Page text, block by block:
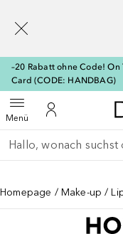
–20 Rabatt ohne Code!
Card (CODE: HANDBAG)
MenüMenü öffnenZu Meinem
Gehe zurück
Suche ausführen
Homepage Make-up